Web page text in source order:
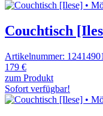
Couchtisch
Artikelnummer:
179 €
zum Produkt
Sofort verfügbar!